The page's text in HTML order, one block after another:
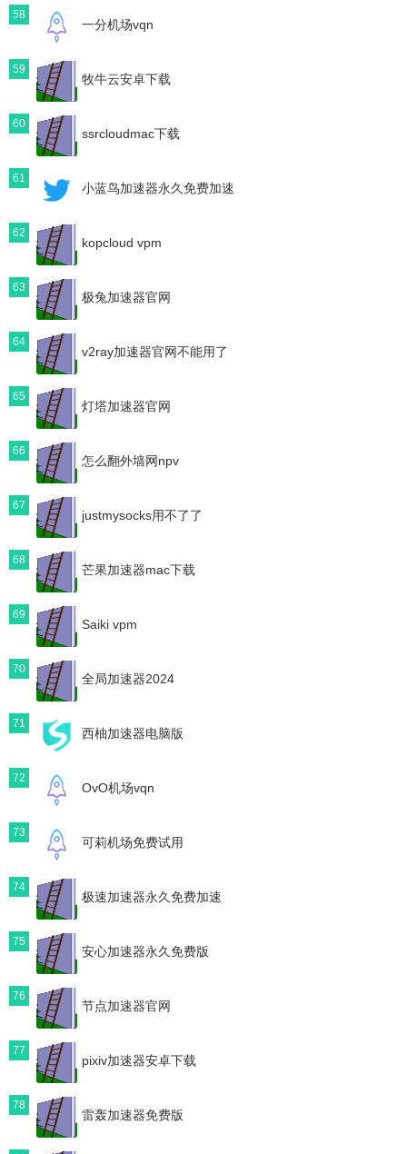
58
一分机场vqn
59
牧牛云安卓下载
60
ssrcloudmac下载
61
小蓝鸟加速器永久免费加速
62
kopcloud vpm
63
极兔加速器官网
64
v2ray加速器官网不能用了
65
灯塔加速器官网
66
怎么翻外墙网npv
67
justmysocks用不了了
68
芒果加速器mac下载
69
Saiki vpm
70
全局加速器2024
71
西柚加速器电脑版
72
OvO机场vqn
73
可莉机场免费试用
74
极速加速器永久免费加速
75
安心加速器永久免费版
76
节点加速器官网
77
pixiv加速器安卓下载
78
雷轰加速器免费版